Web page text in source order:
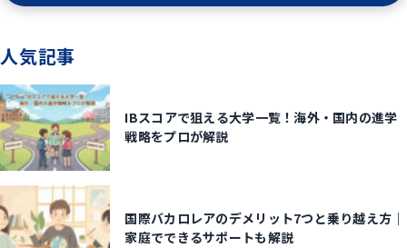
人気記事
IBスコアで狙える大学一覧！海外・国内の進学
戦略をプロが解説
国際バカロレアのデメリット7つと乗り越え方｜
家庭でできるサポートも解説